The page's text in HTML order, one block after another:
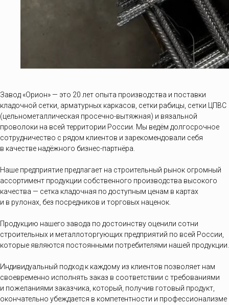
Завод «Орион» — это 20 лет опыта производства и поставки
кладочной сетки, арматурных каркасов, сетки рабицы, сетки ЦПВС
(цельнометаллическая просечно-вытяжная) и вязальной
проволоки на всей территории России. Мы ведём долгосрочное
сотрудничество с рядом клиентов и зарекомендовали себя
в качестве надёжного бизнес-партнёра.
Наше предприятие предлагает на строительный рынок огромный
ассортимент продукции собственного производства высокого
качества — сетка кладочная по доступным ценам в картах
и в рулонах, без посредников и торговых наценок.
Продукцию нашего завода по достоинству оценили сотни
строительных и металлоторгующих предприятий по всей России,
которые являются постоянными потребителями нашей продукции.
Индивидуальный подход к каждому из клиентов позволяет нам
своевременно исполнять заказ в соответствии с требованиями
и пожеланиями заказчика, который, получив готовый продукт,
окончательно убеждается в компетентности и профессионализме